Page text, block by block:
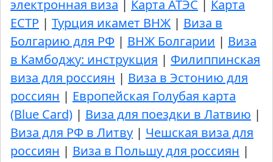
электронная виза | Карта АТЭС | Карта
ЕСТР | Турция икамет ВНЖ | Виза в
Болгарию для РФ | ВНЖ Болгарии | Виза
в Камбоджу: инструкция | Филиппинская
виза для россиян | Виза в Эстонию для
россиян | Европейская Голубая карта
(Blue Card) | Виза для поездки в Латвию |
Виза для РФ в Литву | Чешская виза для
россиян | Виза в Польшу для россиян |